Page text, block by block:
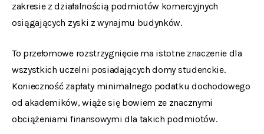
zakresie z działalnością podmiotów komercyjnych
osiągających zyski z wynajmu budynków.
To przełomowe rozstrzygnięcie ma istotne znaczenie dla
wszystkich uczelni posiadających domy studenckie.
Konieczność zapłaty minimalnego podatku dochodowego
od akademików, wiąże się bowiem ze znacznymi
obciążeniami finansowymi dla takich podmiotów.